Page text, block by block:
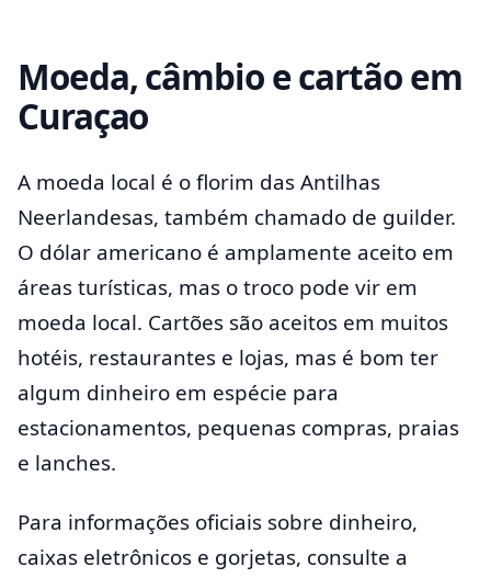
Moeda, câmbio e cartão em
Curaçao
A moeda local é o florim das Antilhas
Neerlandesas, também chamado de guilder.
O dólar americano é amplamente aceito em
áreas turísticas, mas o troco pode vir em
moeda local. Cartões são aceitos em muitos
hotéis, restaurantes e lojas, mas é bom ter
algum dinheiro em espécie para
estacionamentos, pequenas compras, praias
e lanches.
Para informações oficiais sobre dinheiro,
caixas eletrônicos e gorjetas, consulte a